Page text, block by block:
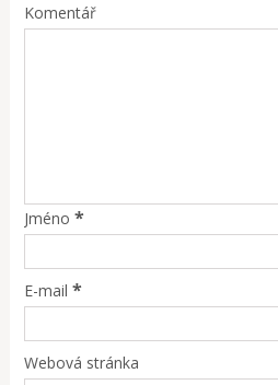
Komentář
Jméno *
E-mail *
Webová stránka